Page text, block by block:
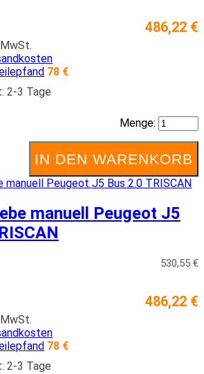
486,22 €
MwSt.
78 €
2-3 Tage
Menge:
IN DEN WARENKORB
manuell Peugeot J5
530,55 €
486,22 €
MwSt.
78 €
2-3 Tage